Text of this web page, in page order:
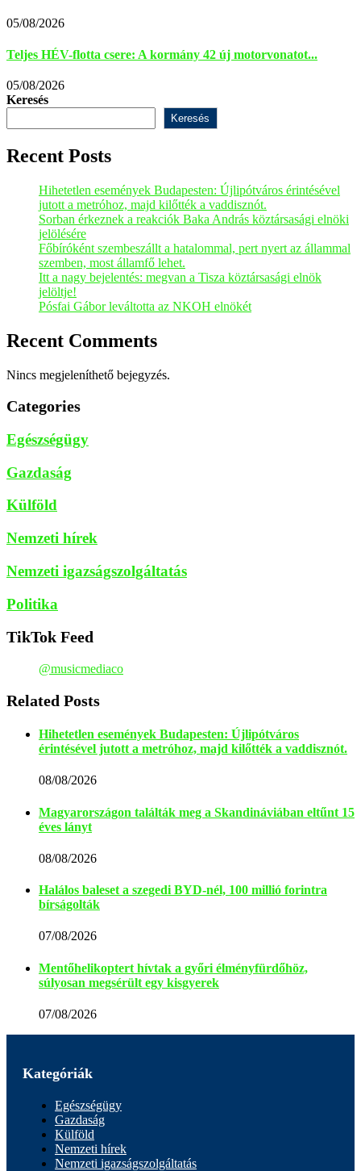
05/08/2026
Teljes HÉV-flotta csere: A kormány 42 új motorvonatot...
05/08/2026
Keresés
Keresés
Recent Posts
Hihetetlen események Budapesten: Újlipótváros érintésével
jutott a metróhoz, majd kilőtték a vaddisznót.
Sorban érkeznek a reakciók Baka András köztársasági elnöki
jelölésére
Főbíróként szembeszállt a hatalommal, pert nyert az állammal
szemben, most államfő lehet.
Itt a nagy bejelentés: megvan a Tisza köztársasági elnök
jelöltje!
Pósfai Gábor leváltotta az NKOH elnökét
Recent Comments
Nincs megjeleníthető bejegyzés.
Categories
Egészségügy
Gazdaság
Külföld
Nemzeti hírek
Nemzeti igazságszolgáltatás
Politika
TikTok Feed
@musicmediaco
Related Posts
Hihetetlen események Budapesten: Újlipótváros
érintésével jutott a metróhoz, majd kilőtték a vaddisznót.
08/08/2026
Magyarországon találták meg a Skandináviában eltűnt 15
éves lányt
08/08/2026
Halálos baleset a szegedi BYD-nél, 100 millió forintra
bírságolták
07/08/2026
Mentőhelikoptert hívtak a győri élményfürdőhöz,
súlyosan megsérült egy kisgyerek
07/08/2026
Kategóriák
Egészségügy
Gazdaság
Külföld
Nemzeti hírek
Nemzeti igazságszolgáltatás